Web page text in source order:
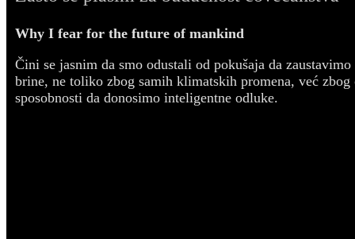
Why I fear for the future of mankind
Čini se jasnim da smo odustali od pokušaja da
brine, ne toliko zbog samih klimatskih promena, već
sposobnosti da donosimo inteligentne odluke.